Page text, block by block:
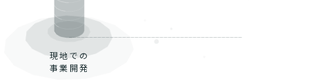
現地での
事業開発